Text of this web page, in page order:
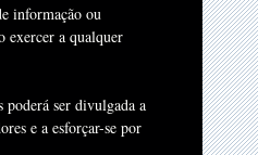
informação ou
exercer a qualquer
ser divulgada a
e a esforçar-se por